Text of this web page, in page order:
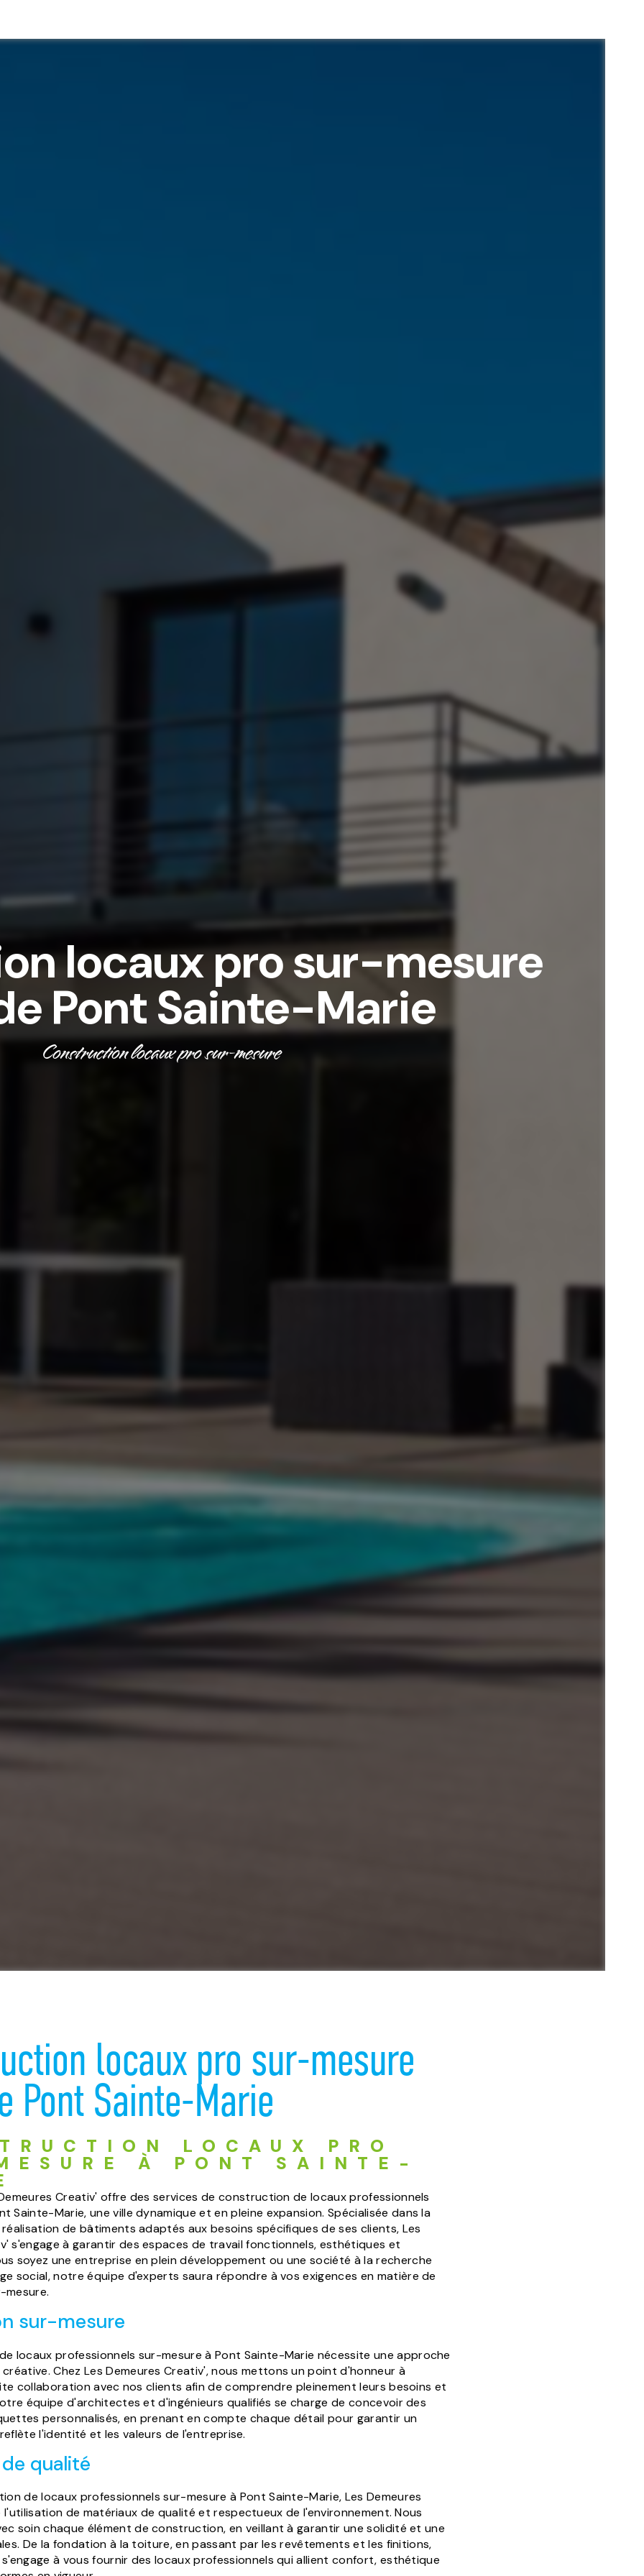
locaux pro sur-mesure
Pont Sainte-Marie
Construction locaux pro sur-mesure
locaux pro sur-mesure
Pont Sainte-Marie
LOCAUX PRO
À PONT SAINTE-
Creativ' offre des services de construction de locaux professionnels
Sainte-Marie, une ville dynamique et en pleine expansion. Spécialisée dans la
de bâtiments adaptés aux besoins spécifiques de ses clients, Les
s'engage à garantir des espaces de travail fonctionnels, esthétiques et
soyez une entreprise en plein développement ou une société à la recherche
social, notre équipe d'experts saura répondre à vos exigences en matière de
sur-mesure
locaux professionnels sur-mesure à Pont Sainte-Marie nécessite une approche
Chez Les Demeures Creativ', nous mettons un point d'honneur à
collaboration avec nos clients afin de comprendre pleinement leurs besoins et
équipe d'architectes et d'ingénieurs qualifiés se charge de concevoir des
personnalisés, en prenant en compte chaque détail pour garantir un
l'identité et les valeurs de l'entreprise.
qualité
de locaux professionnels sur-mesure à Pont Sainte-Marie, Les Demeures
l'utilisation de matériaux de qualité et respectueux de l'environnement. Nous
soin chaque élément de construction, en veillant à garantir une solidité et une
De la fondation à la toiture, en passant par les revêtements et les finitions,
à vous fournir des locaux professionnels qui allient confort, esthétique